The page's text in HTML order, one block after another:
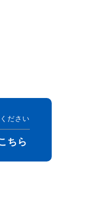
ださい
ちら